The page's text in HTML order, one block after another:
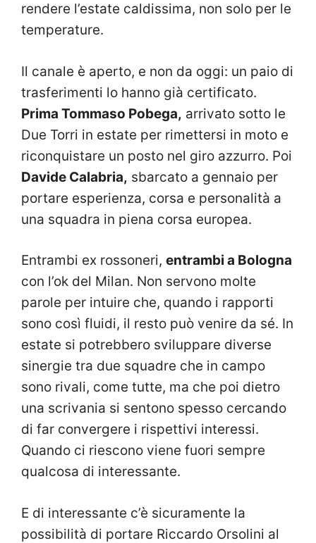
rendere l’estate caldissima, non solo per le
temperature.
Il canale è aperto, e non da oggi: un paio di
trasferimenti lo hanno già certificato.
Prima Tommaso Pobega, arrivato sotto le
Due Torri in estate per rimettersi in moto e
riconquistare un posto nel giro azzurro. Poi
Davide Calabria, sbarcato a gennaio per
portare esperienza, corsa e personalità a
una squadra in piena corsa europea.
Entrambi ex rossoneri, entrambi a Bologna
con l’ok del Milan. Non servono molte
parole per intuire che, quando i rapporti
sono così fluidi, il resto può venire da sé. In
estate si potrebbero sviluppare diverse
sinergie tra due squadre che in campo
sono rivali, come tutte, ma che poi dietro
una scrivania si sentono spesso cercando
di far convergere i rispettivi interessi.
Quando ci riescono viene fuori sempre
qualcosa di interessante.
E di interessante c’è sicuramente la
possibilità di portare Riccardo Orsolini al